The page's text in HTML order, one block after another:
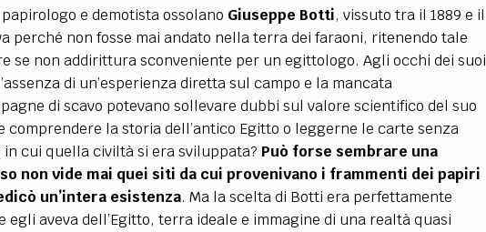
e demotista ossolano Giuseppe Botti, vissuto tra il 1889 e il
perché non fosse mai andato nella terra dei faraoni, ritenendo tale
se non addirittura sconveniente per un egittologo. Agli occhi dei suoi
di un’esperienza diretta sul campo e la mancata
di scavo potevano sollevare dubbi sul valore scientifico del suo
comprendere la storia dell’antico Egitto o leggerne le carte senza
cui quella civiltà si era sviluppata? Può forse sembrare una
non vide mai quei siti da cui provenivano i frammenti dei papiri
un’intera esistenza. Ma la scelta di Botti era perfettamente
egli aveva dell’Egitto, terra ideale e immagine di una realtà quasi